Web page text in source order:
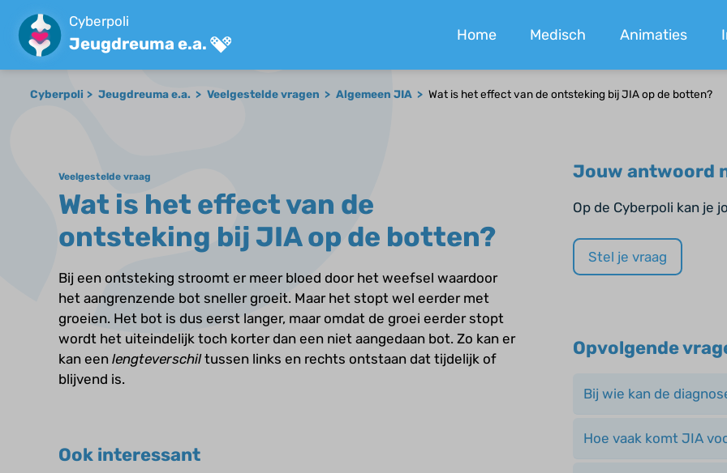
Cyberpoli
Jeugdreuma e.a. Home Medisch Animaties
Cyberpoli Jeugdreuma e.a. Veelgestelde vragen Algemeen JIA Wat is het effect van de ontsteking bij JIA op de botten?
Veelgestelde vraag
Wat is het effect van de
ontsteking bij JIA op de botten?
Bij een ontsteking stroomt er meer bloed door het weefsel waardoor
het aangrenzende bot sneller groeit. Maar het stopt wel eerder met
groeien. Het bot is dus eerst langer, maar omdat de groei eerder stopt
wordt het uiteindelijk toch korter dan een niet aangedaan bot. Zo kan er
kan een lengteverschiltussen links en rechts ontstaan dat tijdelijk of
blijvend is.
Ook interessant
Jouw antwoord
Op de Cyberpoli kan je
Stel je vraag
Opvolgende
Bij wie kan de
Hoe vaak komt JIA